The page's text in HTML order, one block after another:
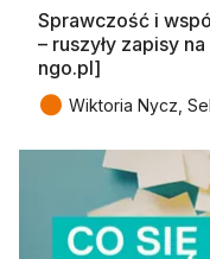
Sprawczość i
– ruszyły zapisy
ngo.pl]
● Wiktoria Nycz,